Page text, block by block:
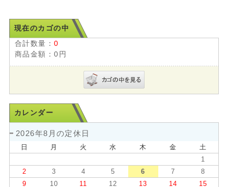
現在のカゴの中
合計数量：0
商品金額：0円
カレンダー
2026年8月の定休日
日 月 火 水 木 金
土
1
2
3 4 5 6 7
8
9
10 11 12 13 14 15